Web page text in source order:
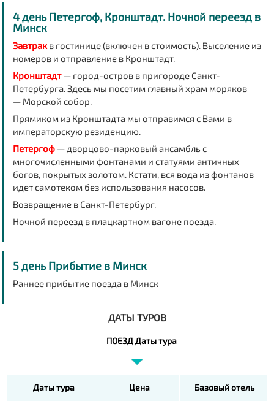
4 день Петергоф, Кронштадт. Ночной переезд в
Минск
Завтракв гостинице (включен в стоимость). Выселение из
номеров и отправление в Кронштадт.
Кронштадт — город-остров в пригороде Санкт-
Петербурга. Здесь мы посетим главный храм моряков
— Морской собор.
Прямиком из Кронштадта мы отправимся с Вами в
императорскую резиденцию.
Петергоф — дворцово-парковый ансамбль с
многочисленными фонтанами и статуями античных
богов, покрытых золотом. Кстати, вся вода из фонтанов
идет самотеком без использования насосов.
Возвращение в Санкт-Петербург.
Ночной переезд в плацкартном вагоне поезда.
5 день Прибытие в Минск
Раннее прибытие поезда в Минск
ДАТЫ ТУРОВ
ПОЕЗД Даты тура
Даты тура Цена Базовый отель